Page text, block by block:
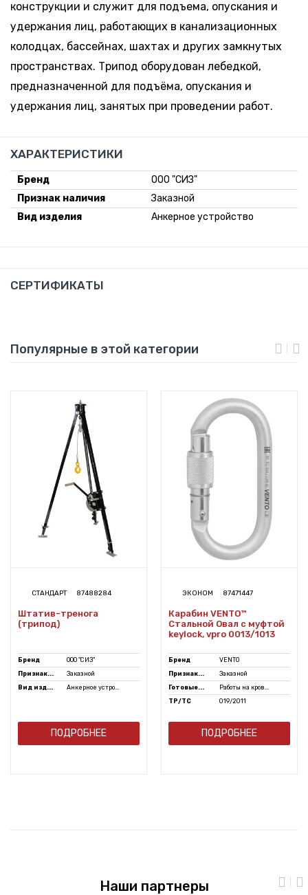
конструкции и служит для подъема, опускания и
удержания лиц, работающих в канализационных
колодцах, бассейнах, шахтах и других замкнутых
пространствах. Трипод оборудован лебедкой,
предназначенной для подъёма, опускания и
удержания лиц, занятых при проведении работ.
ХАРАКТЕРИСТИКИ
Бренд
ООО "СИЗ"
Признак наличия
Заказной
Вид изделия
Анкерное устройство
СЕРТИФИКАТЫ
Популярные в этой категории
СТАНДАРТ 87488284
Штатив-тренога
(трипод)
Бренд
ООО "СИЗ"
Признак...
Заказной
Вид изд...
Анкерное устро...
ПОДРОБНЕЕ
ЭКОНОМ 87471447
Карабин VENTO™
Стальной Овал с муфтой
keylock, vpro 0013/1013
Бренд
VENTO
Признак...
Заказной
Готовые...
Работы на кров...
ТР/ТС
019/2011
ПОДРОБНЕЕ
Наши партнеры